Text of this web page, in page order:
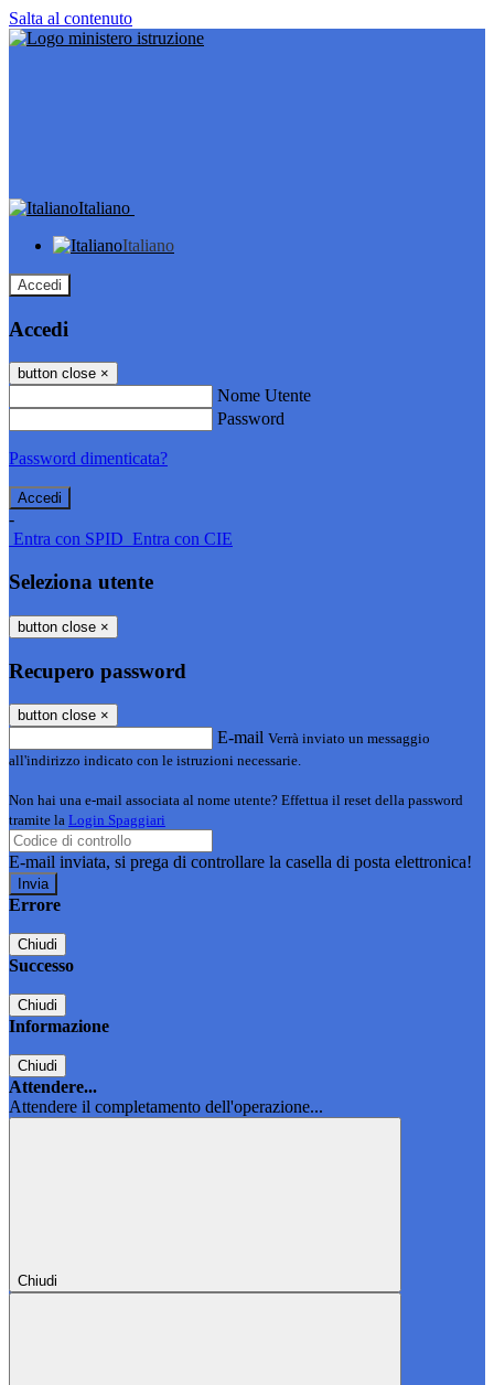
Salta al contenuto
Italiano
Italiano
Accedi
Accedi
button close ×
Nome Utente
Password
Password dimenticata?
-
Entra con SPID Entra con CIE
Seleziona utente
button close ×
Recupero password
button close ×
E-mail Verrà inviato un messaggio
all'indirizzo indicato con le istruzioni necessarie.
Non hai una e-mail associata al nome utente? Effettua il reset della password
tramite la Login Spaggiari
E-mail inviata, si prega di controllare la casella di posta elettronica!
Errore
Chiudi
Successo
Chiudi
Informazione
Chiudi
Attendere...
Attendere il completamento dell'operazione...
Chiudi